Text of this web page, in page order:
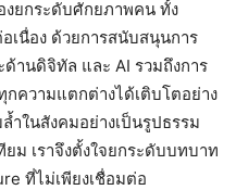
งยกระดับศักยภาพคน ทั้ง
เนื่อง ด้วยการสนับสนุนการ
านดิจิทัล และ AI รวมถึงการ
กความแตกต่างได้เติบโตอย่าง
ำในสังคมอย่างเป็นรูปธรรม
ม เราจึงตั้งใจยกระดับบทบาท
ที่ไม่เพียงเชื่อมต่อ